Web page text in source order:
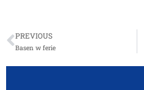
PREVIOUS
Basen w ferie